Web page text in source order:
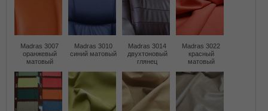
Madras 3007
оранжевый
матовый
Madras 3010
синий матовый
Madras 3014
двухтоновый
глянец
Madras 3022
красный
матовый